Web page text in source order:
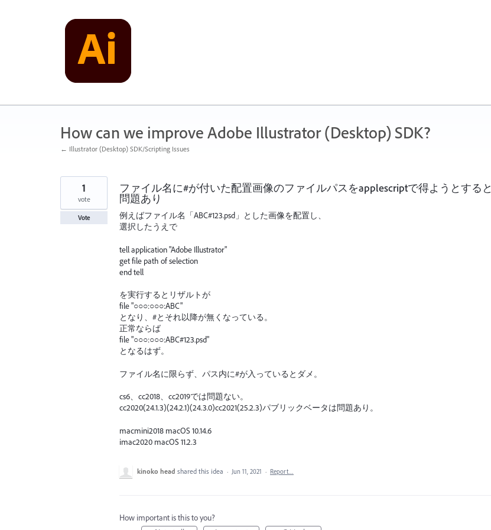
How can we improve Adobe Illustrator (Desktop) SDK?
← Illustrator (Desktop) SDK/Scripting Issues
ファイル名に#が付いた配置画像のファイルパスをapplescriptで得ようとすると
問題あり
例えばファイル名「ABC#123.psd」とした画像を配置し、
選択したうえで
tell application "Adobe Illustrator"
get file path of selection
end tell
を実行するとリザルトが
file "○○○:○○○:ABC"
となり、#とそれ以降が無くなっている。
正常ならば
file "○○○:○○○:ABC#123.psd"
となるはず。
ファイル名に限らず、パス内に#が入っているとダメ。
cs6、cc2018、cc2019では問題ない。
cc2020(24.1.3)(24.2.1)(24.3.0)cc2021(25.2.3)パブリックベータは問題あり。
macmini2018 macOS 10.14.6
imac2020 macOS 11.2.3
1
vote
Vote
kinoko head shared this idea · Jun 11, 2021 · Report…
How important is this to you?